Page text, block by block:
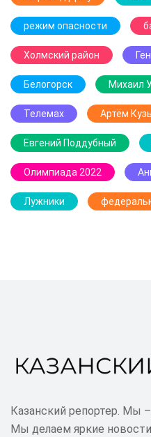
режим опасности
Холмский район
Белогорск Михаил
Телемах Артём
Евгений Поддубный
Олимпиада 2022
Лужники
Казанский репортер. Мы
Мы делаем яркие